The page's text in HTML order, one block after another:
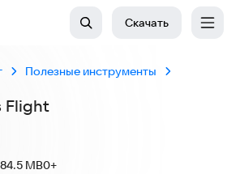
Скачать
Полезные инструменты
Flight
84.5 MB0+